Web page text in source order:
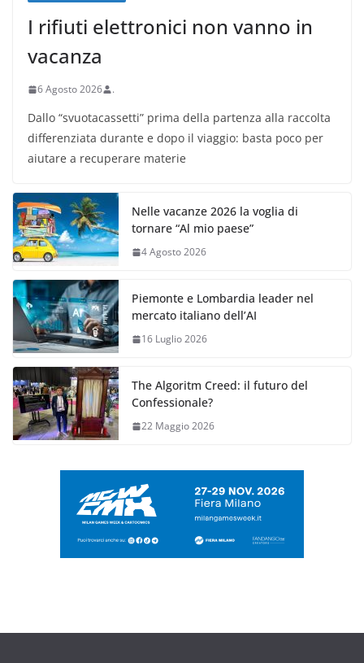
I rifiuti elettronici non vanno in
vacanza
6 Agosto 2026 .
Dallo “svuotacassetti” prima della partenza alla raccolta
differenziata durante e dopo il viaggio: basta poco per
aiutare a recuperare materie
Nelle vacanze 2026 la voglia di
tornare “Al mio paese”
4 Agosto 2026
Piemonte e Lombardia leader nel
mercato italiano dell’AI
16 Luglio 2026
The Algoritm Creed: il futuro del
Confessionale?
22 Maggio 2026